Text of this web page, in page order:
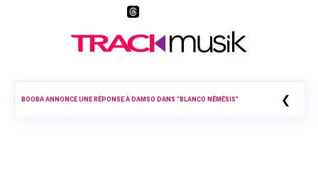
BOOBA ANNONCE UNE RÉPONSE À DAMSO DANS “BLANCO NÉMÉSIS” ❮